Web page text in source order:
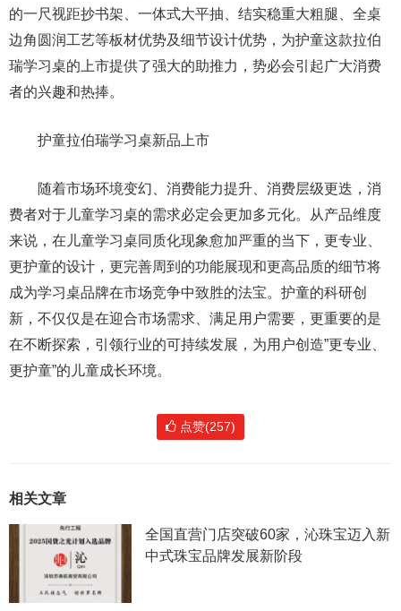
的一尺视距抄书架、一体式大平抽、结实稳重大粗腿、全桌
边角圆润工艺等板材优势及细节设计优势，为护童这款拉伯
瑞学习桌的上市提供了强大的助推力，势必会引起广大消费
者的兴趣和热捧。
护童拉伯瑞学习桌新品上市
随着市场环境变幻、消费能力提升、消费层级更迭，消
费者对于儿童学习桌的需求必定会更加多元化。从产品维度
来说，在儿童学习桌同质化现象愈加严重的当下，更专业、
更护童的设计，更完善周到的功能展现和更高品质的细节将
成为学习桌品牌在市场竞争中致胜的法宝。护童的科研创
新，不仅仅是在迎合市场需求、满足用户需要，更重要的是
在不断探索，引领行业的可持续发展，为用户创造”更专业、
更护童”的儿童成长环境。
点赞(257)
相关文章
全国直营门店突破60家，沁珠宝迈入新
中式珠宝品牌发展新阶段